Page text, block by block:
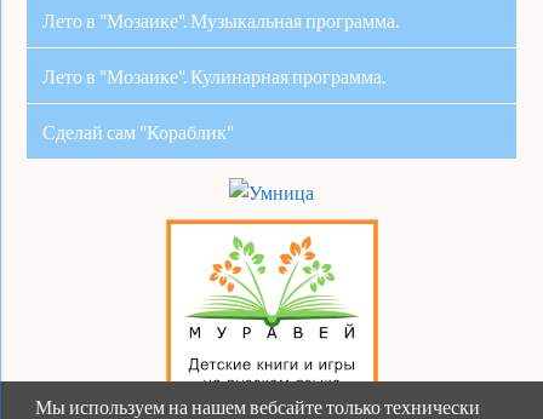
Лето в "Мозаике". Музыкальная программа.
Лето в "Мозаике". Кулинарная программа.
Сделай сам "Кораблик"
Мы используем на нашем вебсайте только технически